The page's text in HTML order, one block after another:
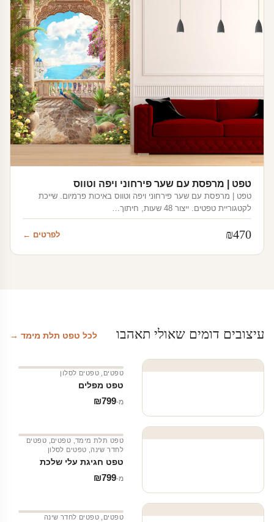
טפט | מרפסת עם שער פירחוני ויפה וטווס
טפט | מרפסת עם שער פירחוני ויפה וטווס באיכות פרמיום. שייכת
לקטגוריית טפטים. ייצור 48 שעות, חיתוך…
₪470 לפרטים ←
עיצובים דומים שאולי תאהבו לכל טפט תלת מימד →
טפטים טפטים לסלון
טפט מפלים
מ‑ ₪799
טפט תלת מימד טפטים
טפטים
לחדר שינה
טפטים לסלון
טפט חגיגת עלי שלכת
מ‑ ₪799
טפטים טפטים לחדר שינה